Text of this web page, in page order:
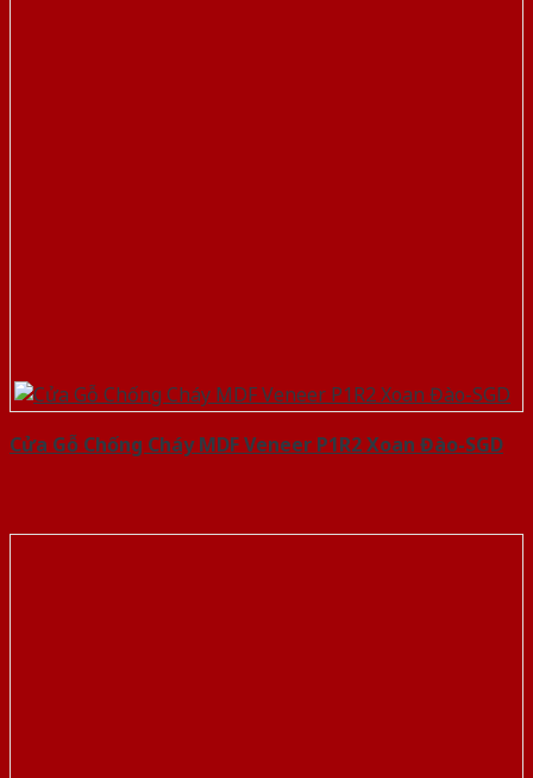
Cửa Gỗ Chống Cháy MDF Veneer P1R2 Xoan Đào-SGD